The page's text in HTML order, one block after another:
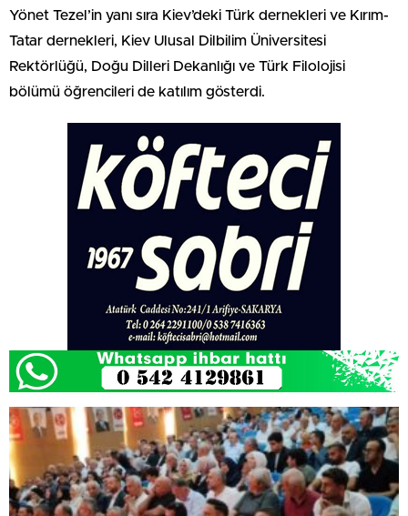
Yönet Tezel’in yanı sıra Kiev’deki Türk dernekleri ve Kırım-
Tatar dernekleri, Kiev Ulusal Dilbilim Üniversitesi
Rektörlüğü, Doğu Dilleri Dekanlığı ve Türk Filolojisi
bölümü öğrencileri de katılım gösterdi.